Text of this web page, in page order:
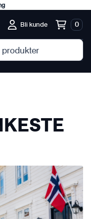
Bli kunde 0